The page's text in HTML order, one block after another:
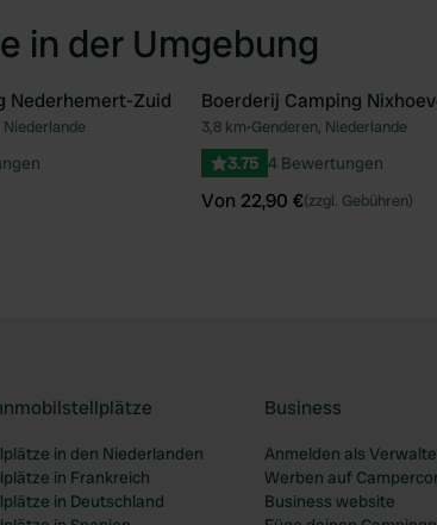
in der Umgebung
Favorit
Nederhemert-Zuid Jetzt buchen
Boerderij Camping
3,8 km•Genderen, Niederlande
3.75 4 Bewertungen
Von 22,90 €(zzgl. Gebühren)
in den Niederlanden
in Frankreich
in Deutschland
Business
Anmelden als
Werben auf
Business website